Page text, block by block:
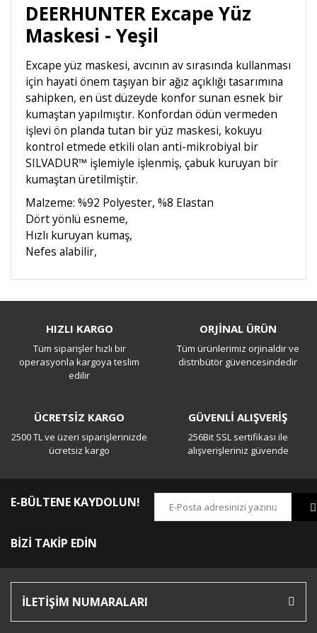
DEERHUNTER Excape Yüz
Maskesi - Yeşil
Excape yüz maskesi, avcının av sırasında kullanması
için hayati önem taşıyan bir ağız açıklığı tasarımına
sahipken, en üst düzeyde konfor sunan esnek bir
kumaştan yapılmıştır. Konfordan ödün vermeden
işlevi ön planda tutan bir yüz maskesi, kokuyu
kontrol etmede etkili olan anti-mikrobiyal bir
SILVADUR™ işlemiyle işlenmiş, çabuk kuruyan bir
kumaştan üretilmiştir.
Malzeme: %92 Polyester, %8 Elastan
Dört yönlü esneme,
Hızlı kuruyan kumaş,
Nefes alabilir,
Yorum Yaz
HIZLI KARGO
Tüm siparişler hızlı bir
operasyonla kargoya teslim
edilir
ORJİNAL ÜRÜN
Tüm ürünlerimiz orjinaldir ve
distribütör güvencesindedir
ÜCRETSİZ KARGO
2500 TL ve üzeri siparişlerinizde
ücretsiz kargo
GÜVENLİ ALIŞVERİŞ
256Bit SSL sertifikası ile
alışverişleriniz güvende
E-BÜLTENE KAYDOLUN!
BİZİ TAKİP EDİN
İLETİŞİM NUMARALARI